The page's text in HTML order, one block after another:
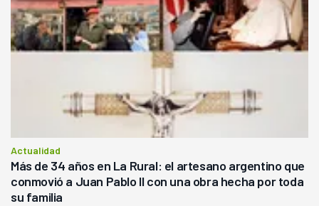
Actualidad
Más de 34 años en La Rural: el artesano argentino que
conmovió a Juan Pablo II con una obra hecha por toda
su familia